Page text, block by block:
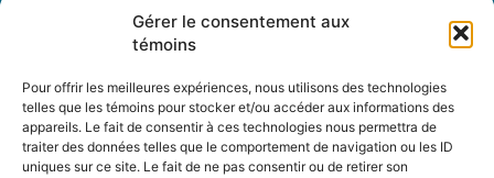
Gérer le consentement aux
témoins
Pour offrir les meilleures expériences, nous utilisons des technologies
telles que les témoins pour stocker et/ou accéder aux informations des
appareils. Le fait de consentir à ces technologies nous permettra de
traiter des données telles que le comportement de navigation ou les ID
uniques sur ce site. Le fait de ne pas consentir ou de retirer son
Nous Suivre